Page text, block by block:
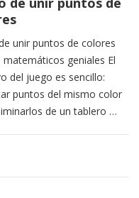
unir puntos de colores
matemáticos geniales El
del juego es sencillo:
puntos del mismo color
de un tablero …